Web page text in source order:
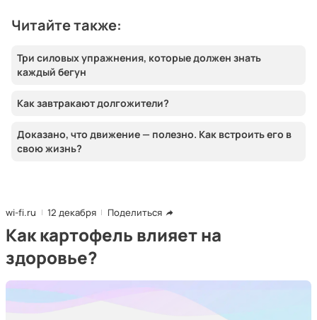
Читайте также:
Три силовых упражнения, которые должен знать
каждый бегун
Как завтракают долгожители?
Доказано, что движение — полезно. Как встроить его в
свою жизнь?
wi-fi.ru 12 декабря Поделиться
Как картофель влияет на
здоровье?